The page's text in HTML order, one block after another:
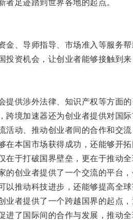
足迹踏到世界各地的起点。
、导师指导、市场准入等服务帮
资机会，让创业者能够接触到来
供涉外法律、知识产权等方面的
境加速器还为创业者提供对国际
动、推动创业者间的合作和交流
本国市场获得成功，还能够开拓
于打破国界壁垒，更在于推动全
创业者提供了一个交流的平台，
推动科技进步，还能够提高全球
者提供了一个跨越国界的起点，
了国际间的合作与发展，推动全